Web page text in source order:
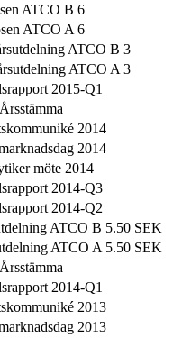
ATCO B 6
ATCO A 6
ATCO B 3
ATCO A 3
2015-Q1
Årsstämma
2014
2014
möte 2014
2014-Q3
2014-Q2
ATCO B 5.50 SEK
ATCO A 5.50 SEK
Årsstämma
2014-Q1
2013
2013